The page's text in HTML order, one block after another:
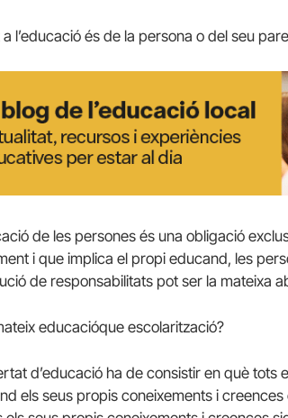
a l’educació és de la persona o del seu
de les persones és una obligació
i que implica el propi educand, les
de responsabilitats pot ser la mateixa
educacióque escolarització?
d’educació ha de consistir en què
els seus propis coneixements i